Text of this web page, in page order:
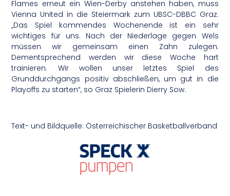
Flames erneut ein Wien-Derby anstehen haben, muss
Vienna United in die Steiermark zum UBSC-DBBC Graz.
„Das Spiel kommendes Wochenende ist ein sehr
wichtiges für uns. Nach der Niederlage gegen Wels
müssen wir gemeinsam einen Zahn zulegen.
Dementsprechend werden wir diese Woche hart
trainieren. Wir wollen unser letztes Spiel des
Grunddurchgangs positiv abschließen, um gut in die
Playoffs zu starten“, so Graz Spielerin Dierry Sow.
Text- und Bildquelle: Österreichischer Basketballverband